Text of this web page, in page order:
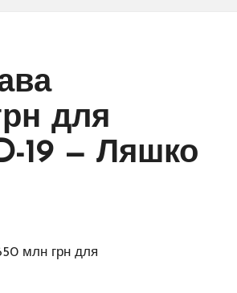
для
19 — Ляшко